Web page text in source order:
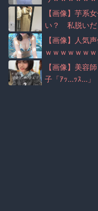
【画像】芋系
い？ 私脱いだ
【画像】人気
ｗｗｗｗｗｗｗ
【画像】美容
子「ｱｯ…ｯｽ…」